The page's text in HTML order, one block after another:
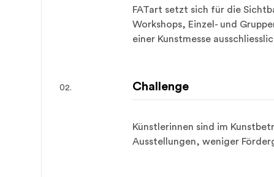
FATart setzt sich für die
Workshops, Einzel- und
einer Kunstmesse
Challenge
Künstlerinnen sind im
Ausstellungen, weniger